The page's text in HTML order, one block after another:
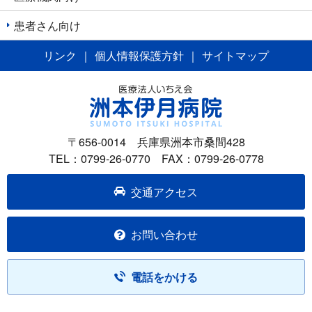
ン
患者さん向け
リンク
｜ 個人情報保護方針 ｜ サイトマップ
〒656-0014 兵庫県洲本市桑間428
TEL：0799-26-0770 FAX：0799-26-0778
交通アクセス
お問い合わせ
電話をかける